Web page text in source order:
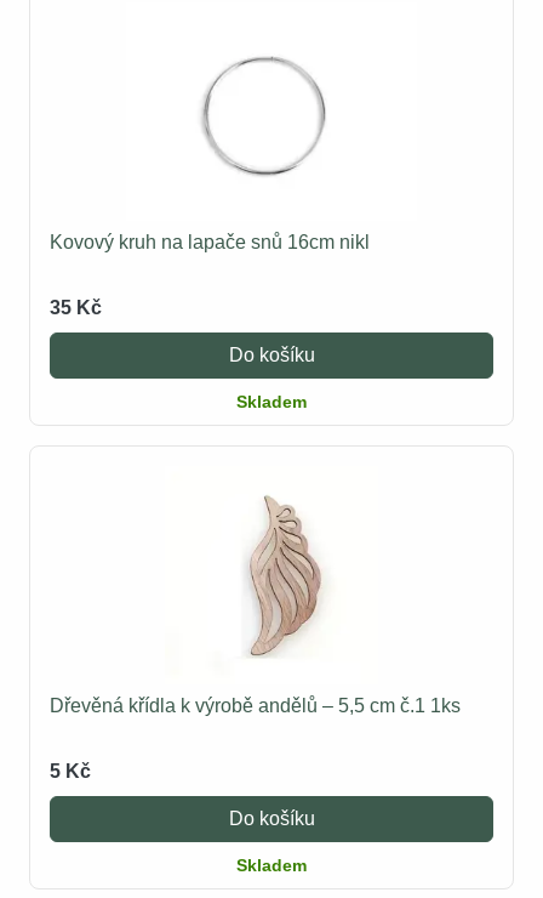
Kovový kruh na lapače snů 16cm nikl
35 Kč
Do košíku
Skladem
Dřevěná křídla k výrobě andělů – 5,5 cm č.1 1ks
5 Kč
Do košíku
Skladem